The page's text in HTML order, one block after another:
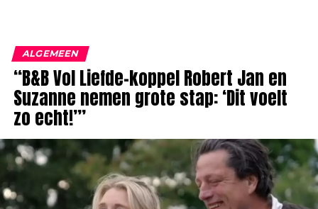
ALGEMEEN
“B&B Vol Liefde-koppel Robert Jan en
Suzanne nemen grote stap: ‘Dit voelt
zo echt!’”